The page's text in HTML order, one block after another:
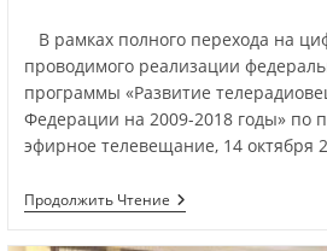
В рамках полного перехода на
проводимого реализации
программы «Развитие
Федерации на 2009-2018 годы» по
эфирное телевещание, 14 октября
Продолжить Чтение